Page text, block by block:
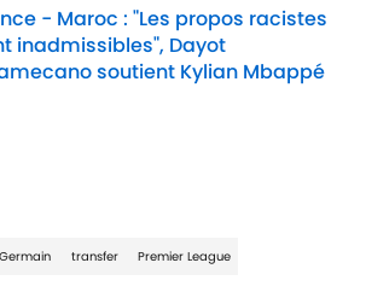
- Maroc : "Les propos racistes
inadmissibles", Dayot
soutient Kylian Mbappé
by on Invalid Date
transfer Premier League